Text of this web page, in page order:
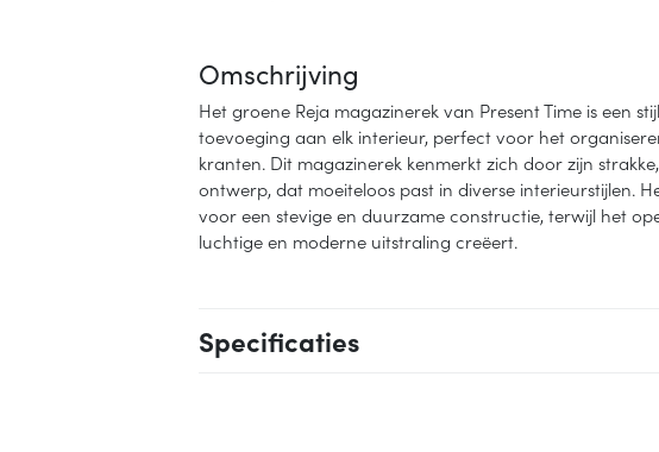
Omschrijving
Het groene Reja magazinerek van Present Time is een
toevoeging aan elk interieur, perfect voor het
kranten. Dit magazinerek kenmerkt zich door zijn
ontwerp, dat moeiteloos past in diverse interieurstijlen.
voor een stevige en duurzame constructie, terwijl het
luchtige en moderne uitstraling creëert.
Specificaties